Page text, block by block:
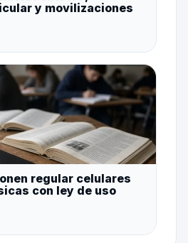
y movilizaciones
regular celulares
con ley de uso